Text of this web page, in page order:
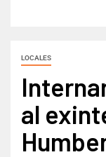
LOCALES
al